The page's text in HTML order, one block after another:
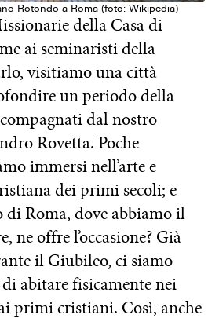
Rotondo a Roma (foto: Wikipedia)
della Casa di
ai seminaristi della
visitiamo una città
un periodo della
dal nostro
Rovetta. Poche
immersi nell’arte e
dei primi secoli; e
di Roma, dove abbiamo il
ne offre l’occasione? Già
il Giubileo, ci siamo
abitare fisicamente nei
primi cristiani. Così, anche